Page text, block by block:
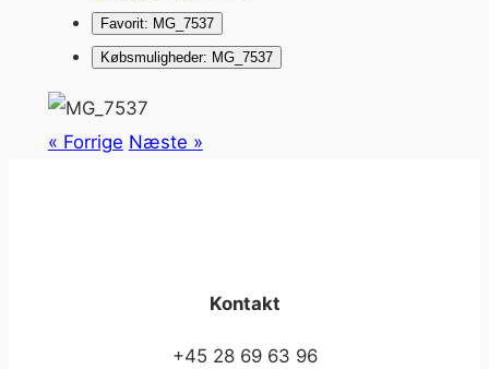
Favorit: MG_7537
Købsmuligheder: MG_7537
« Forrige Næste »
Kontakt
+45 28 69 63 96